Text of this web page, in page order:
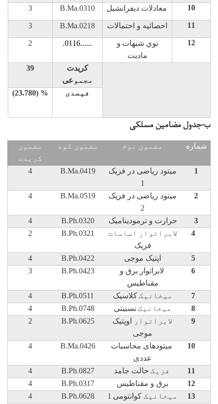
10 معادلات دیفرانشیل B.Ma.0310
3
11 احصائیه و احتمالات B.Ma.0218
3
12 نوي شبهات و
ماديت
......
.0116
2
کریدت
مجمو عی
39
فيصدی (23.780) %
ب-جدول مضامین مسلکی
شماره مضمون نوم مضمون کود
مضمون
کريدت
1
میتود ریاضی در فزیک
1
B.Ma.0419
4
2
میتود ریاضی در فزیک
2
B.Ma.0519
4
3 حرارت و ترمودینامیک B.Ph.0320
4
4
لابراتوار
اساسات
فزیک
B.Ph.0321
2
5 اپتیک موجی B.Ph.0422
4
6
لابراتوار برق و
مقناطیس
B.Ph.0423
3
7 ميخانيک کلاسیک B.Ph.0511
4
8
ميخانيک نسبیتی B.Ph.0748
4
9
لابراتوار
اوپتیک
موجی
B.Ph.0625
2
10
میتودهای محاسبات
عددی
B.Ma.0426
4
11 فزيک حالت جامد B.Ph.0827
4
12
برق و مقناطیس B.Ph.0317
4
13
ميخانيک کوانتومی 1
B.Ph.0628
4